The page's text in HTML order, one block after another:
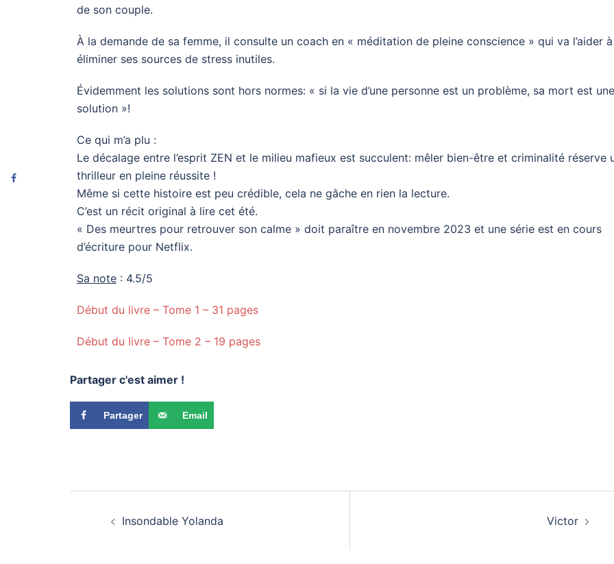
de son couple.
À la demande de sa femme, il consulte un coach en « méditation de pleine conscience » qui va l’aider à
éliminer ses sources de stress inutiles.
Évidemment les solutions sont hors normes: « si la vie d’une personne est un problème, sa mort est une
solution »!
Ce qui m’a plu :
Le décalage entre l’esprit ZEN et le milieu mafieux est succulent: mêler bien-être et criminalité réserve
thrilleur en pleine réussite !
Même si cette histoire est peu crédible, cela ne gâche en rien la lecture.
C’est un récit original à lire cet été.
« Des meurtres pour retrouver son calme » doit paraître en novembre 2023 et une série est en cours
d’écriture pour Netflix.
Sa note : 4.5/5
Début du livre – Tome 1 – 31 pages
Début du livre – Tome 2 – 19 pages
Partager c'est aimer !
Partager Email
Insondable Yolanda Victor